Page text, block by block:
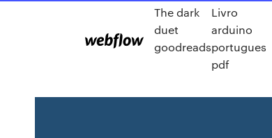
The dark
duet
goodreads
Livro
arduino
portugues
pdf